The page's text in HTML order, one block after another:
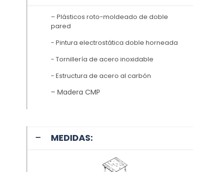
– Plásticos roto-moldeado de doble
pared
- Pintura electrostática doble horneada
- Tornillería de acero inoxidable
- Estructura de acero al carbón
– Madera CMP
MEDIDAS: